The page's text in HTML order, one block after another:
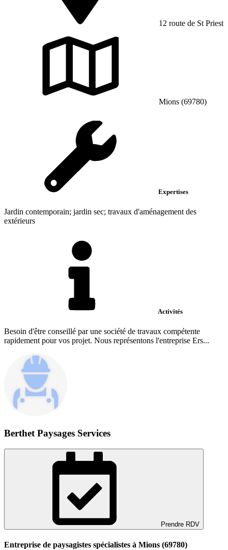
12 route de St Priest
Mions (69780)
Expertises
Jardin contemporain; jardin sec; travaux d'aménagement des
extérieurs
Activités
Besoin d'être conseillé par une société de travaux compétente
rapidement pour vos projet. Nous représentons l'entreprise Ers...
Berthet Paysages Services
Prendre RDV
Entreprise de paysagistes spécialistes à Mions (69780)